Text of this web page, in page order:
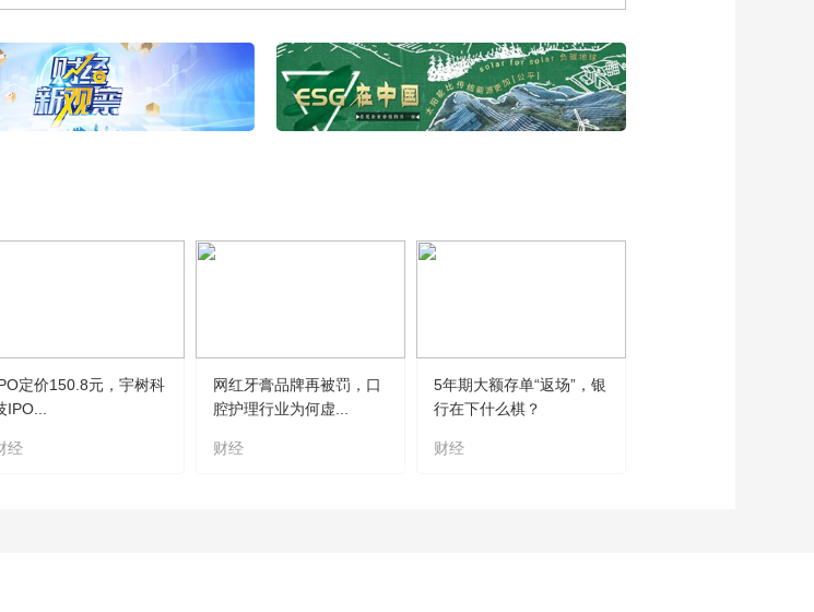
定价150.8元，宇树科
IPO...
经
网红牙膏品牌再被罚，口
腔护理行业为何虚...
财经
5年期大额存单“返场”，银
行在下什么棋？
财经